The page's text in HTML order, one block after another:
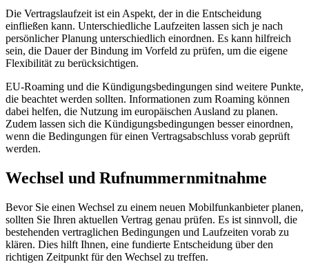
Die Vertragslaufzeit ist ein Aspekt, der in die Entscheidung
einfließen kann. Unterschiedliche Laufzeiten lassen sich je nach
persönlicher Planung unterschiedlich einordnen. Es kann hilfreich
sein, die Dauer der Bindung im Vorfeld zu prüfen, um die eigene
Flexibilität zu berücksichtigen.
EU-Roaming und die Kündigungsbedingungen sind weitere Punkte,
die beachtet werden sollten. Informationen zum Roaming können
dabei helfen, die Nutzung im europäischen Ausland zu planen.
Zudem lassen sich die Kündigungsbedingungen besser einordnen,
wenn die Bedingungen für einen Vertragsabschluss vorab geprüft
werden.
Wechsel und Rufnummernmitnahme
Bevor Sie einen Wechsel zu einem neuen Mobilfunkanbieter planen,
sollten Sie Ihren aktuellen Vertrag genau prüfen. Es ist sinnvoll, die
bestehenden vertraglichen Bedingungen und Laufzeiten vorab zu
klären. Dies hilft Ihnen, eine fundierte Entscheidung über den
richtigen Zeitpunkt für den Wechsel zu treffen.